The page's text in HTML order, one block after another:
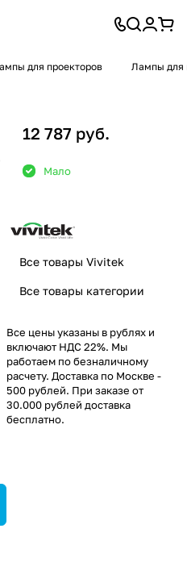
для проекторов Лампы для
12 787 руб.
Мало
Все товары Vivitek
Все товары категории
Все цены указаны в рублях и
включают НДС 22%. Мы
работаем по безналичному
расчету. Доставка по Москве -
500 рублей. При заказе от
30.000 рублей доставка
бесплатно.